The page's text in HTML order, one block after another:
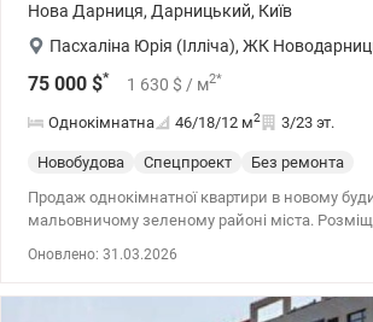
Нова Дарниця, Дарницький, Київ
Пасхаліна Юрія (Ілліча), ЖК
75 000 $* 1 630 $ / м2*
Однокімнатна 46/18/12 м2 3/23 эт.
Новобудова Спецпроект
Без ремонта
Продаж однокімнатної квартири в новому
мальовничому зеленому районі міста.
та кухню-вітальню. В квартирі пофарбовані
Оновлено: 31.03.2026